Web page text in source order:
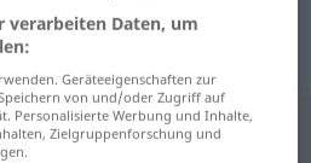
w szpitalu
verarbeiten Daten, um
Geräteeigenschaften zur
von und/oder Zugriff auf
Personalisierte Werbung und Inhalte,
Zielgruppenforschung und